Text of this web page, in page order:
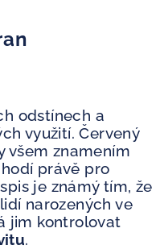
odstínech a
využití. Červený
všem znamením
právě pro
je známý tím, že
narozených ve
jim kontrolovat
.